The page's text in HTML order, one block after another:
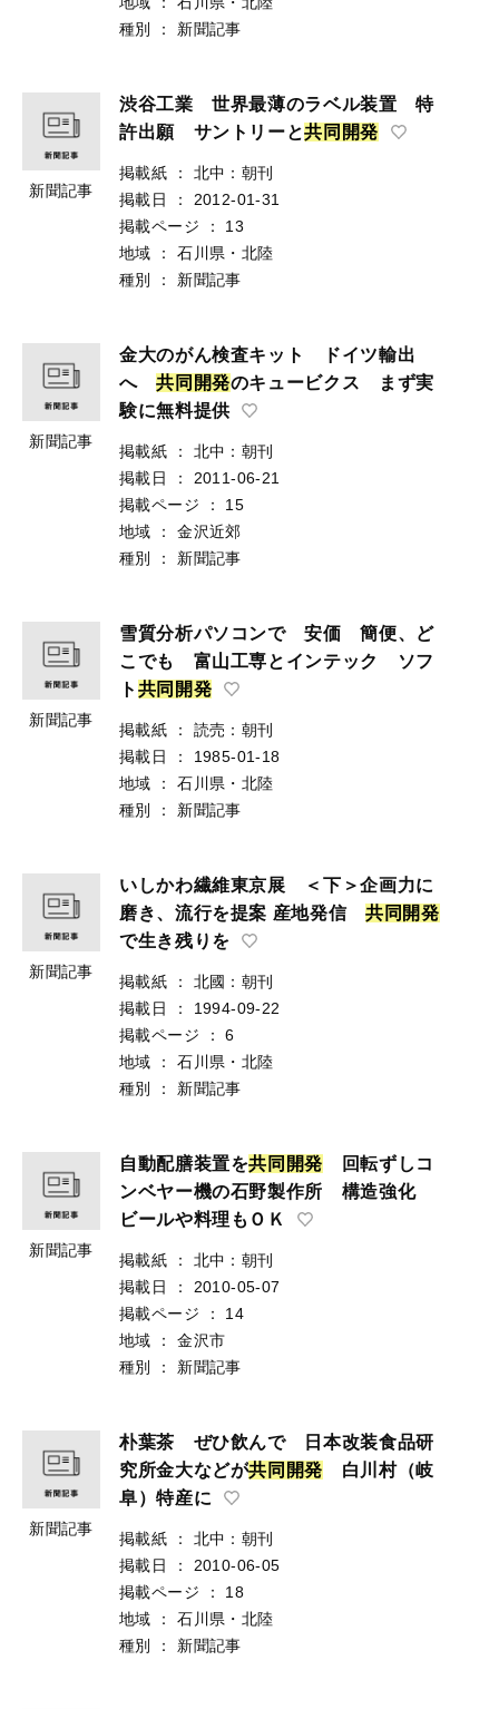
種別
： 新聞記事
新聞記事
渋谷工業 世界最薄のラベル装置 特
許出願 サントリーと共 同 開発
掲載紙 ：
北中：朝刊
掲載日
：
2012-01-31
掲載ページ
：
13
地域
：
石川県・北陸
種別
： 新聞記事
新聞記事
金大のがん検査キット ドイツ輸出
へ共 同 開発のキュービクス まず実
験に無料提供
掲載紙 ：
北中：朝刊
掲載日
：
2011-06-21
掲載ページ
：
15
地域
：
金沢近郊
種別
： 新聞記事
新聞記事
雪質分析パソコンで 安価 簡便、ど
こでも 富山工専とインテック ソフ
ト 共同 開発
掲載紙 ：
読売：朝刊
掲載日
：
1985-01-18
地域
：
石川県・北陸
種別
： 新聞記事
新聞記事
いしかわ繊維東京展 ＜下＞企画力に
磨き、流行を提案 産地発信 共 同 開発
で生き残りを
掲載紙 ：
北國：朝刊
掲載日
：
1994-09-22
掲載ページ
：
6
地域
：
石川県・北陸
種別
： 新聞記事
新聞記事
自動配膳装置を共 同 開発 回転ずしコ
ンベヤー機の石野製作所 構造強化
ビールや料理もＯＫ
掲載紙 ：
北中：朝刊
掲載日
：
2010-05-07
掲載ページ
：
14
地域
：
金沢市
種別
： 新聞記事
新聞記事
朴葉茶 ぜひ飲んで 日本改装食品研
究所金大などが共 同 開発 白川村（岐
阜）特産に
掲載紙 ：
北中：朝刊
掲載日
：
2010-06-05
掲載ページ
：
18
地域
：
石川県・北陸
種別
： 新聞記事